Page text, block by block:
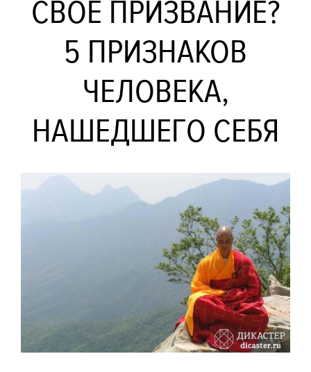
СВОЕ ПРИЗВАНИЕ?
5 ПРИЗНАКОВ
ЧЕЛОВЕКА,
НАШЕДШЕГО СЕБЯ